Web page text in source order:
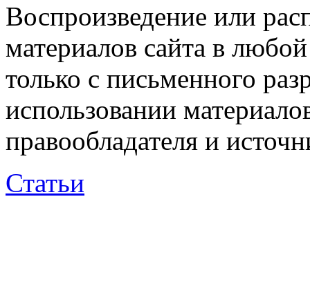
Воспроизведение или
материалов сайта в
только с письменного
использовании
правообладателя и
Статьи